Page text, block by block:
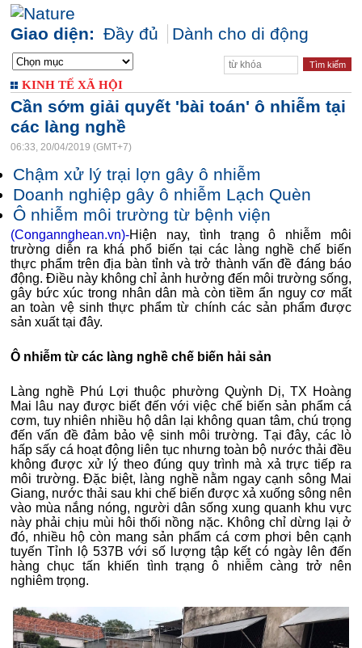
Giao diện: Đầy đủ Dành cho di động
KINH TẾ XÃ HỘI
Cần sớm giải quyết 'bài toán' ô nhiễm tại
các làng nghề
06:33, 20/04/2019 (GMT+7)
Chậm xử lý trại lợn gây ô nhiễm
Doanh nghiệp gây ô nhiễm Lạch Quèn
Ô nhiễm môi trường từ bệnh viện
(Congannghean.vn)-Hiện nay, tình trạng ô nhiễm môi
trường diễn ra khá phổ biến tại các làng nghề chế biến
thực phẩm trên địa bàn tỉnh và trở thành vấn đề đáng báo
động. Điều này không chỉ ảnh hưởng đến môi trường sống,
gây bức xúc trong nhân dân mà còn tiềm ẩn nguy cơ mất
an toàn vệ sinh thực phẩm từ chính các sản phẩm được
sản xuất tại đây.
Ô nhiễm từ các làng nghề chế biến hải sản
Làng nghề Phú Lợi thuộc phường Quỳnh Dị, TX Hoàng
Mai lâu nay được biết đến với việc chế biến sản phẩm cá
cơm, tuy nhiên nhiều hộ dân lại không quan tâm, chú trọng
đến vấn đề đảm bảo vệ sinh môi trường. Tại đây, các lò
hấp sấy cá hoạt động liên tục nhưng toàn bộ nước thải đều
không được xử lý theo đúng quy trình mà xả trực tiếp ra
môi trường. Đặc biệt, làng nghề nằm ngay cạnh sông Mai
Giang, nước thải sau khi chế biến được xả xuống sông nên
vào mùa nắng nóng, người dân sống xung quanh khu vực
này phải chịu mùi hôi thối nồng nặc. Không chỉ dừng lại ở
đó, nhiều hộ còn mang sản phẩm cá cơm phơi bên cạnh
tuyến Tỉnh lộ 537B với số lượng tập kết có ngày lên đến
hàng chục tấn khiến tình trạng ô nhiễm càng trở nên
nghiêm trọng.